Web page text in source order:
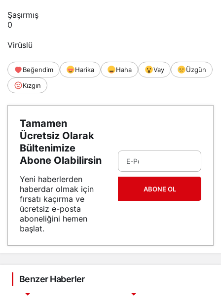
Şaşırmış
0
Virüslü
Beğendim Harika Haha Vay
Üzgün
Kızgın
Tamamen
Ücretsiz Olarak
Bültenimize
Abone Olabilirsin
Yeni haberlerden
haberdar olmak için
fırsatı kaçırma ve
ücretsiz e-posta
aboneliğini hemen
başlat.
ABONE OL
Benzer Haberler